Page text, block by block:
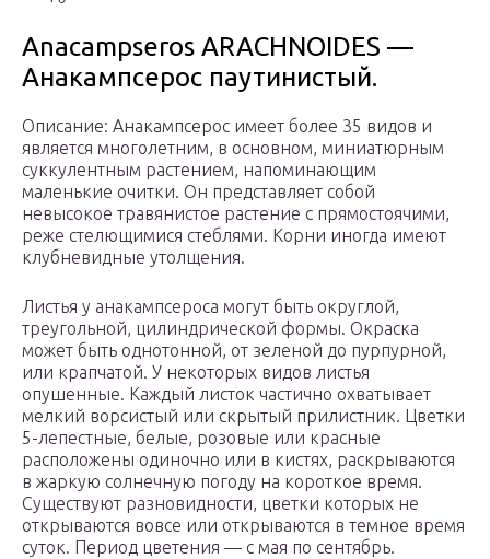
Anacampseros ARACHNOIDES —
Анакампсерос паутинистый.
Описание: Анакампсерос имеет более 35 видов и
является многолетним, в основном, миниатюрным
суккулентным растением, напоминающим
маленькие очитки. Он представляет собой
невысокое травянистое растение с прямостоячими,
реже стелющимися стеблями. Корни иногда имеют
клубневидные утолщения.
Листья у анакампсероса могут быть округлой,
треугольной, цилиндрической формы. Окраска
может быть однотонной, от зеленой до пурпурной,
или крапчатой. У некоторых видов листья
опушенные. Каждый листок частично охватывает
мелкий ворсистый или скрытый прилистник. Цветки
5-лепестные, белые, розовые или красные
расположены одиночно или в кистях, раскрываются
в жаркую солнечную погоду на короткое время.
Существуют разновидности, цветки которых не
открываются вовсе или открываются в темное время
суток. Период цветения — с мая по сентябрь.